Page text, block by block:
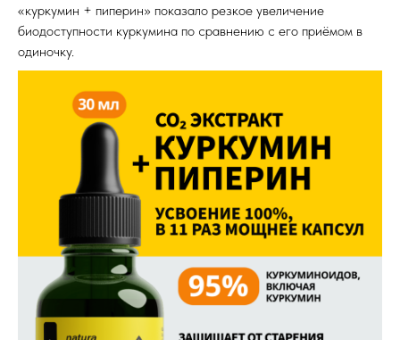
«куркумин + пиперин» показало резкое увеличение
биодоступности куркумина по сравнению с его приёмом в
одиночку.